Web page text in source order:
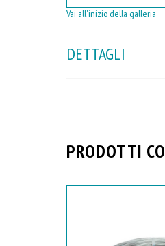
Vai all'inizio della galleria
DETTAGLI
PRODOTTI